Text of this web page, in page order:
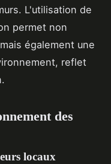
L'utilisation de
permet non
également une
reflet
des
locaux